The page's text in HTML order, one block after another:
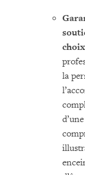
la